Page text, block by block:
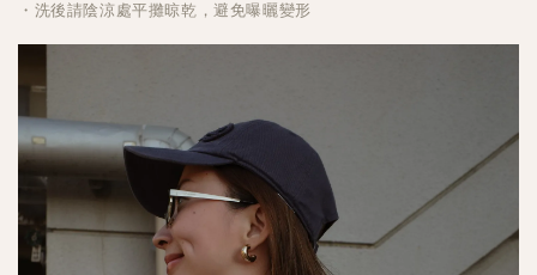
・洗後請陰涼處平攤晾乾，避免曝曬變形